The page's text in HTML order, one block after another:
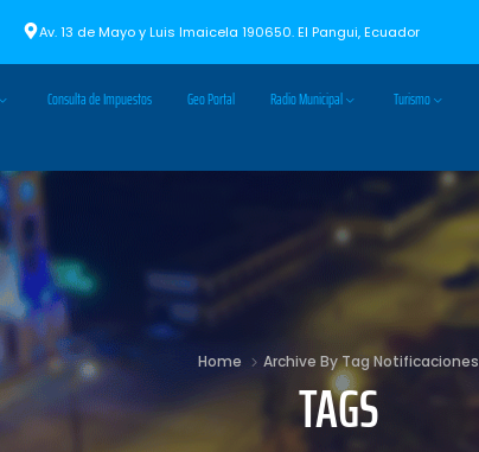
Av. 13 de Mayo y Luis Imaicela 190650. El Pangui, Ecuador
Consulta de Impuestos Geo Portal Radio Municipal Turismo
Home Archive By Tag Notificaciones
TAGS